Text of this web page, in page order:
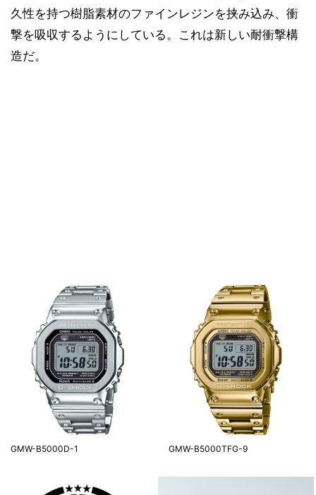
久性を持つ樹脂素材のファインレジンを挟み込み、衝
撃を吸収するようにしている。これは新しい耐衝撃構
造だ。
GMW-B5000D-1 GMW-B5000TFG-9